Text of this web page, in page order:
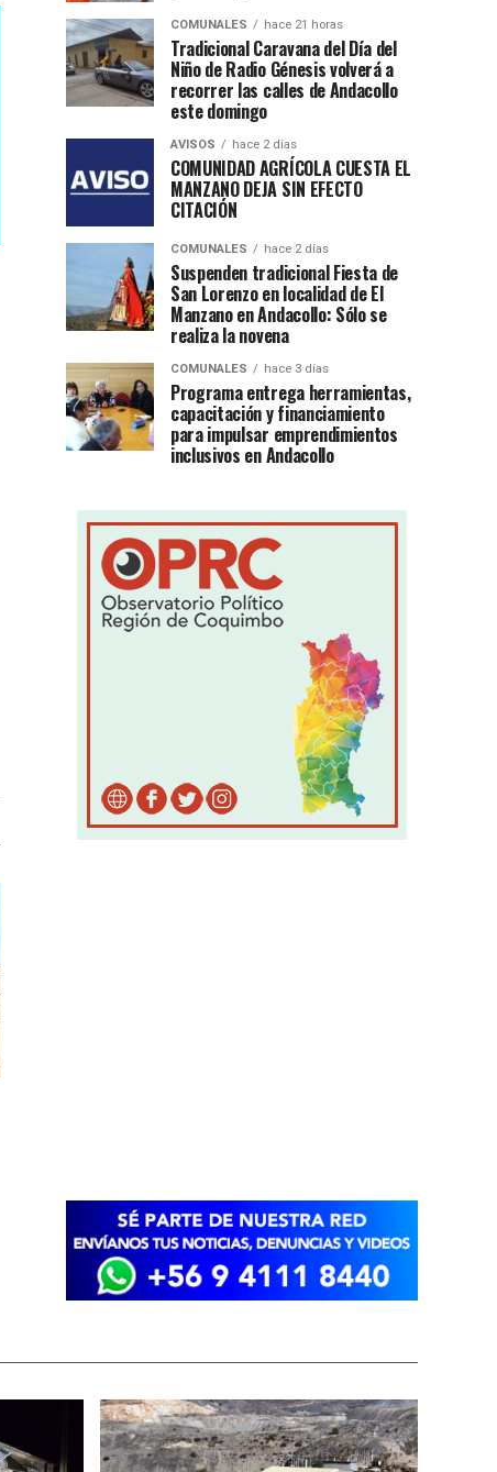
COMUNALES hace 21 horas
Tradicional Caravana del Día del
Niño de Radio Génesis volverá a
recorrer las calles de Andacollo
este domingo
AVISOS hace 2 días
COMUNIDAD AGRÍCOLA CUESTA EL
MANZANO DEJA SIN EFECTO
CITACIÓN
COMUNALES hace 2 días
Suspenden tradicional Fiesta de
San Lorenzo en localidad de El
Manzano en Andacollo: Sólo se
realiza la novena
COMUNALES hace 3 días
Programa entrega herramientas,
capacitación y financiamiento
para impulsar emprendimientos
inclusivos en Andacollo